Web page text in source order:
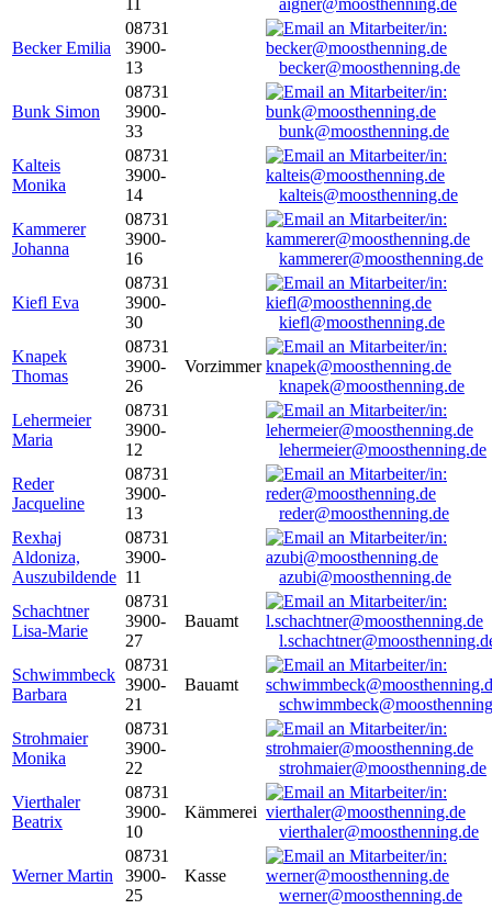
aigner@moosthenning.de
Becker Emilia
08731
3900-
13
becker@moosthenning.de
Bunk Simon
08731
3900-
33
bunk@moosthenning.de
Kalteis
Monika
08731
3900-
14
kalteis@moosthenning.de
Kammerer
Johanna
08731
3900-
16
kammerer@moosthenning.de
Kiefl Eva
08731
3900-
30
kiefl@moosthenning.de
Knapek
Thomas
08731
3900-
26
Vorzimmer
knapek@moosthenning.de
Lehermeier
Maria
08731
3900-
12
lehermeier@moosthenning.de
Reder
Jacqueline
08731
3900-
13
reder@moosthenning.de
Rexhaj
Aldoniza,
Auszubildende
08731
3900-
11
azubi@moosthenning.de
Schachtner
Lisa-Marie
08731
3900-
27
Bauamt
Schwimmbeck
Barbara
08731
3900-
21
Bauamt
Strohmaier
Monika
08731
3900-
22
strohmaier@moosthenning.de
Vierthaler
Beatrix
08731
3900-
10
Kämmerei
vierthaler@moosthenning.de
Werner Martin
08731
3900-
25
Kasse
werner@moosthenning.de